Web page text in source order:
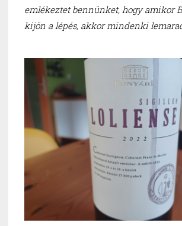
emlékeztet bennünket, hogy amikor
kijön a lépés, akkor mindenki